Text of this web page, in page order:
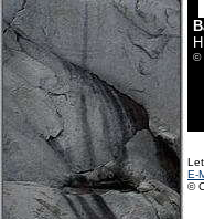
©
E-
©